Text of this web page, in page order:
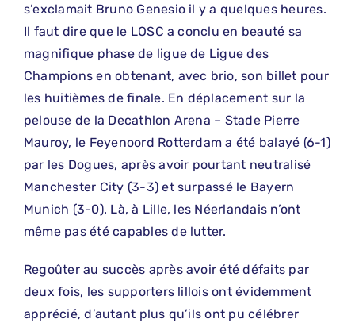
s’exclamait Bruno Genesio il y a quelques heures.
Il faut dire que le LOSC a conclu en beauté sa
magnifique phase de ligue de Ligue des
Champions en obtenant, avec brio, son billet pour
les huitièmes de finale. En déplacement sur la
pelouse de la Decathlon Arena – Stade Pierre
Mauroy, le Feyenoord Rotterdam a été balayé (6-1)
par les Dogues, après avoir pourtant neutralisé
Manchester City (3-3) et surpassé le Bayern
Munich (3-0). Là, à Lille, les Néerlandais n’ont
même pas été capables de lutter.
Regoûter au succès après avoir été défaits par
deux fois, les supporters lillois ont évidemment
apprécié, d’autant plus qu’ils ont pu célébrer